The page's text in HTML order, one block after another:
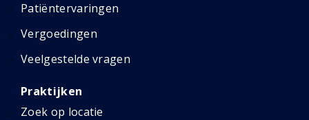
Patiëntervaringen
Vergoedingen
Veelgestelde vragen
Praktijken
Zoek op locatie